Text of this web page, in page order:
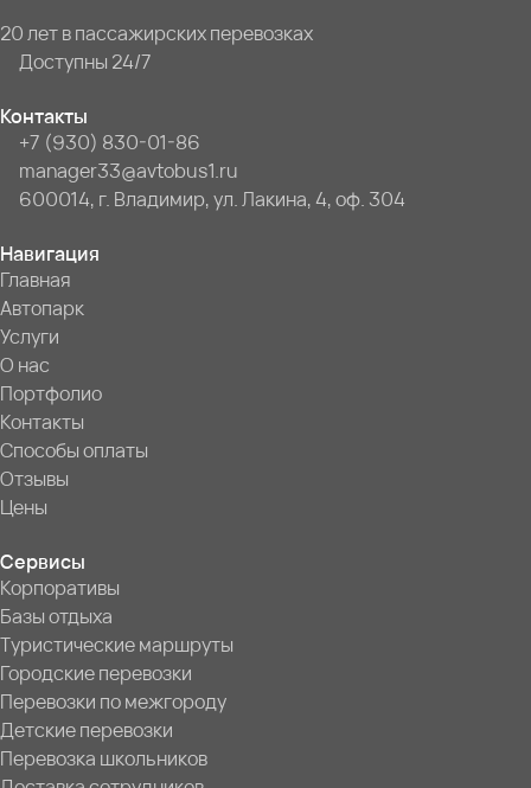
20 лет в пассажирских перевозках
Доступны 24/7
Контакты
+7 (930) 830-01-86
manager33@avtobus1.ru
600014, г. Владимир, ул. Лакина, 4, оф. 304
Навигация
Главная
Автопарк
Услуги
О нас
Портфолио
Контакты
Способы оплаты
Отзывы
Цены
Сервисы
Корпоративы
Базы отдыха
Туристические маршруты
Городские перевозки
Перевозки по межгороду
Детские перевозки
Перевозка школьников